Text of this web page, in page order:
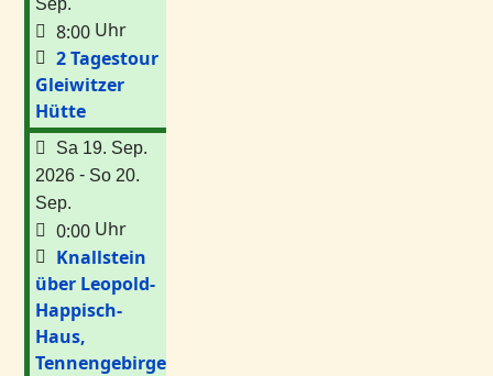
8:00 Uhr
2 Tagestour
Gleiwitzer
Hütte
Sa 19. Sep.
2026 - So 20.
Sep.
0:00 Uhr
Knallstein
über Leopold-
Happisch-
Haus,
Tennengebirge